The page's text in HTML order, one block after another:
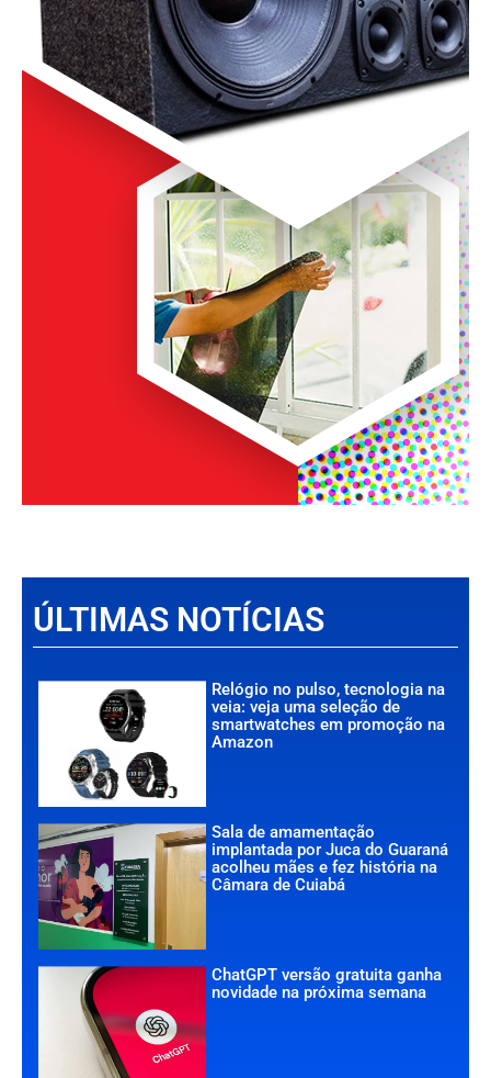
ÚLTIMAS NOTÍCIAS
Relógio no pulso, tecnologia na
veia: veja uma seleção de
smartwatches em promoção na
Amazon
Sala de amamentação
implantada por Juca do Guaraná
acolheu mães e fez história na
Câmara de Cuiabá
ChatGPT versão gratuita ganha
novidade na próxima semana